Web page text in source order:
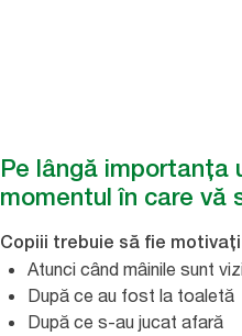
Pe lângă importanța
momentul în care vă
Copiii trebuie să fie
Atunci când mâinile sunt
După ce au fost la toaletă
După ce s-au jucat afară